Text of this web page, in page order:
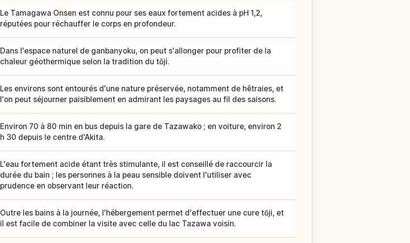
Le Tamagawa Onsen est connu pour ses eaux fortement acides à pH 1,2,
réputées pour réchauffer le corps en profondeur.
Dans l'espace naturel de ganbanyoku, on peut s'allonger pour profiter de la
chaleur géothermique selon la tradition du tōji.
Les environs sont entourés d'une nature préservée, notamment de hêtraies, et
l'on peut séjourner paisiblement en admirant les paysages au fil des saisons.
Environ 70 à 80 min en bus depuis la gare de Tazawako ; en voiture, environ 2
h 30 depuis le centre d'Akita.
L'eau fortement acide étant très stimulante, il est conseillé de raccourcir la
durée du bain ; les personnes à la peau sensible doivent l'utiliser avec
prudence en observant leur réaction.
Outre les bains à la journée, l'hébergement permet d'effectuer une cure tōji, et
il est facile de combiner la visite avec celle du lac Tazawa voisin.